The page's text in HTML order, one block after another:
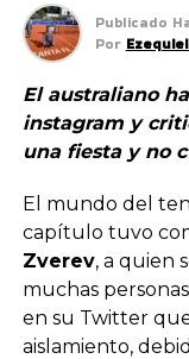
Publicado
Por
El australiano
instagram y
una fiesta y no
El mundo del
capítulo tuvo
Zverev, a quien
muchas
en su Twitter
aislamiento,